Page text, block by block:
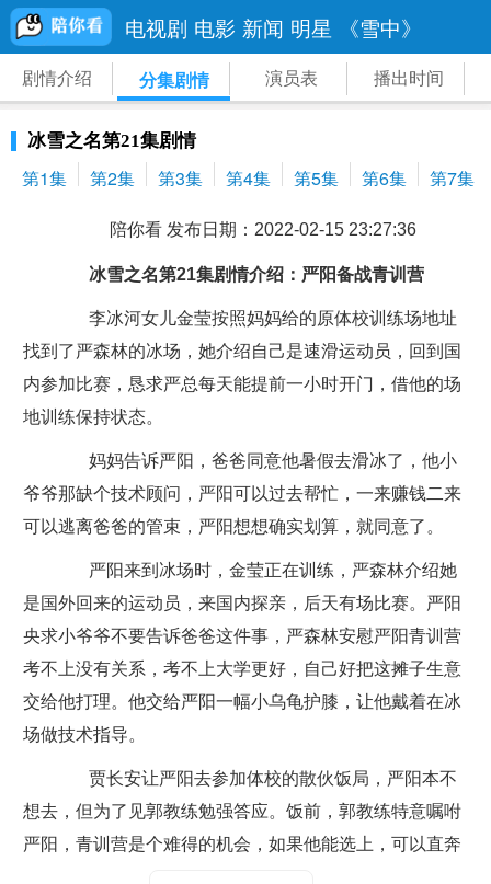
电视剧 电影 新闻 明星 《雪中》
剧情介绍 分集剧情 演员表 播出时间
冰雪之名第21集剧情
第1集 第2集 第3集 第4集 第5集 第6集 第7集
陪你看 发布日期：2022-02-15 23:27:36
冰雪之名第21集剧情介绍：严阳备战青训营
李冰河女儿金莹按照妈妈给的原体校训练场地址
找到了严森林的冰场，她介绍自己是速滑运动员，回到国
内参加比赛，恳求严总每天能提前一小时开门，借他的场
地训练保持状态。
妈妈告诉严阳，爸爸同意他暑假去滑冰了，他小
爷爷那缺个技术顾问，严阳可以过去帮忙，一来赚钱二来
可以逃离爸爸的管束，严阳想想确实划算，就同意了。
严阳来到冰场时，金莹正在训练，严森林介绍她
是国外回来的运动员，来国内探亲，后天有场比赛。严阳
央求小爷爷不要告诉爸爸这件事，严森林安慰严阳青训营
考不上没有关系，考不上大学更好，自己好把这摊子生意
交给他打理。他交给严阳一幅小乌龟护膝，让他戴着在冰
场做技术指导。
贾长安让严阳去参加体校的散伙饭局，严阳本不
想去，但为了见郭教练勉强答应。饭前，郭教练特意嘱咐
严阳，青训营是个难得的机会，如果他能选上，可以直奔